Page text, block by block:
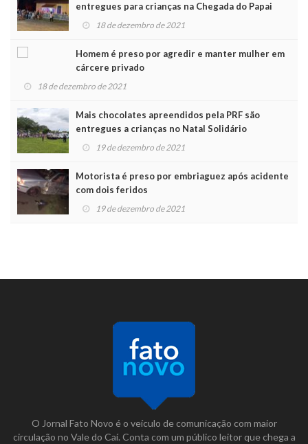
entregues para crianças na Chegada do Papai
Noel 18 de dezembro de 2021
Homem é preso por agredir e manter mulher em
cárcere privado
18 de dezembro de 2021
Mais chocolates apreendidos pela PRF são
entregues a crianças no Natal Solidário
19 de dezembro de 2021
Motorista é preso por embriaguez após acidente
com dois feridos
19 de dezembro de 2021
O Jornal Fato Novo é o veículo de comunicação com maior
circulação no Vale do Caí. Conta com um público leitor que chega a